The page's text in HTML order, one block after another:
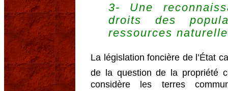
3- Une
droits des
ressources
La législation foncière de l’État
de la question de la propriété
considère les terres